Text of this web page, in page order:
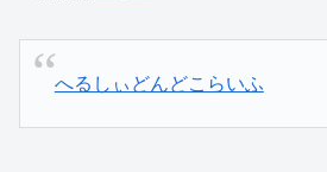
へるしぃどんどこらいふ